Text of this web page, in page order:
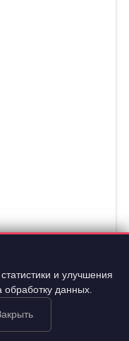
и улучшения
данных.